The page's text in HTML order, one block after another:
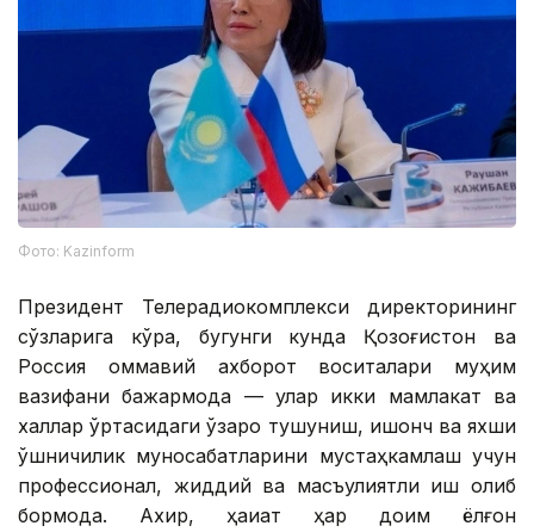
Фото: Kazinform
Президент Телерадиокомплекси директорининг
сўзларига кўра, бугунги кунда Қозоғистон ва
Россия оммавий ахборот воситалари муҳим
вазифани бажармоқда — улар икки мамлакат ва
халқлар ўртасидаги ўзаро тушуниш, ишонч ва яхши
қўшничилик муносабатларини мустаҳкамлаш учун
профессионал, жиддий ва масъулиятли иш олиб
бормоқда. Ахир, ҳақиқат ҳар доим ёлғон